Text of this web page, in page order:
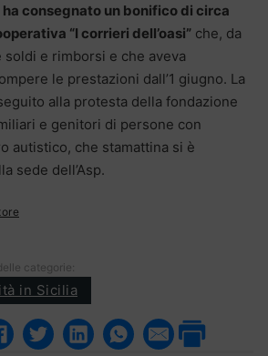
ha consegnato un bonifico di circa
“I corrieri dell’oasi” che, da
e rimborsi e che aveva
le prestazioni dall’1 giugno. La
alla protesta della fondazione
e genitori di persone con
autistico, che stamattina si è
sede dell’Asp.
categorie:
in Sicilia